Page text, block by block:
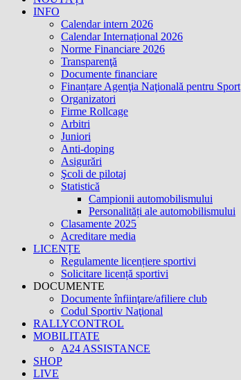
INFO
Calendar intern 2026
Calendar Internațional 2026
Norme Financiare 2026
Transparenţă
Documente financiare
Finanțare Agenţia Naţională pentru Sport
Organizatori
Firme Rollcage
Arbitri
Juniori
Anti-doping
Asigurări
Şcoli de pilotaj
Statistică
Campionii automobilismului
Personalități ale automobilismului
Clasamente 2025
Acreditare media
LICENȚE
Regulamente licențiere sportivi
Solicitare licență sportivi
DOCUMENTE
Documente înfiinţare/afiliere club
Codul Sportiv Naţional
RALLYCONTROL
MOBILITATE
A24 ASSISTANCE
SHOP
LIVE